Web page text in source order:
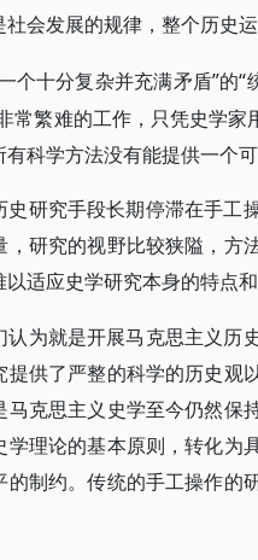
会发展的规律，整个历史运
个十分复杂并充满矛盾”的
常繁难的工作，只凭史学
科学方法没有能提供一个可
史研究手段长期停滞在手工
，研究的视野比较狭隘，方
适应史学研究本身的特点
认为就是开展马克思主义历
提供了严整的科学的历史观
马克思主义史学至今仍然保
学理论的基本原则，转化为
的制约。传统的手工操作的